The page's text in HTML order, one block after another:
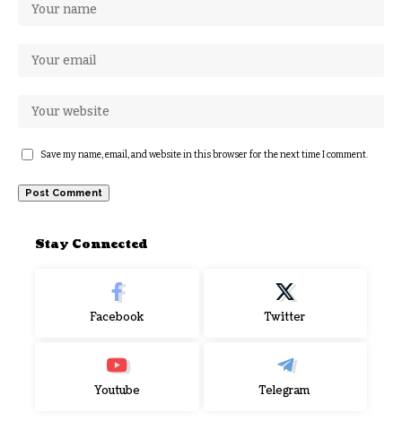
Save my name, email, and website in this browser for the next time I comment.
Stay Connected
Facebook Twitter
Youtube Telegram